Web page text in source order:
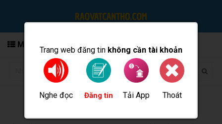
Trang web đăng tin không cần tài khoản
Nghe đọc Đăng tin Tải App Thoát
MENU